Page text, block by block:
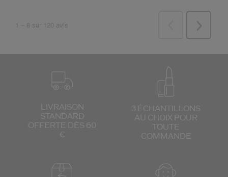
LIVRAISON
STANDARD
OFFERTE DÈS 60
€
3 ÉCHANTILLONS
AU CHOIX POUR
TOUTE
COMMANDE